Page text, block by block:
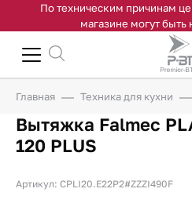
По техническим причинам
магазине могут быть
Главная Техника для кухни
Вытяжка Falmec
120 PLUS
Артикул: CPLI20.E22P2#ZZZI490F